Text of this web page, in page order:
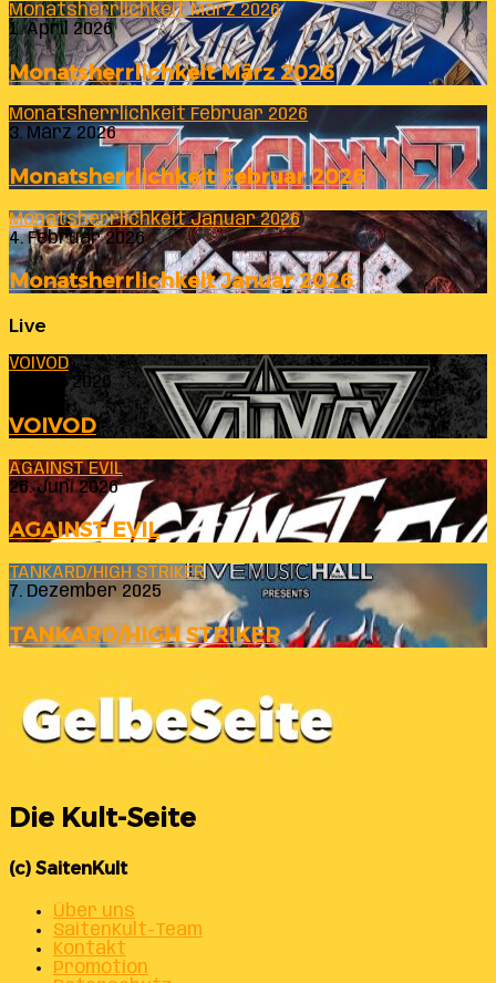
Monatsherrlichkeit März 2026
1. April 2026
Monatsherrlichkeit März 2026
Monatsherrlichkeit Februar 2026
3. März 2026
Monatsherrlichkeit Februar 2026
Monatsherrlichkeit Januar 2026
4. Februar 2026
Monatsherrlichkeit Januar 2026
Live
VOIVOD
23. Juli 2026
VOIVOD
AGAINST EVIL
26. Juni 2026
AGAINST EVIL
TANKARD/HIGH STRIKER
7. Dezember 2025
TANKARD/HIGH STRIKER
Die Kult-Seite
(c) SaitenKult
Über uns
SaitenKult-Team
Kontakt
Promotion